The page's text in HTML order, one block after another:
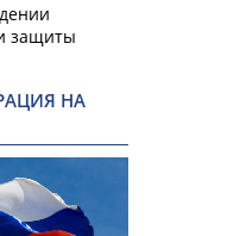
защиты
НА